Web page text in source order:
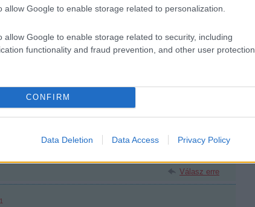
allow Google to enable storage related to personalization.
allow Google to enable storage related to security, including
functionality and fraud prevention, and other user protection.
CONFIRM
Data Deletion Data Access Privacy Policy
meccs...
az az ő helyzetében teljesen érthető...
jobb volt. Sajnos mostanában ő sincs épp tökéletes
ellenfelek
sem gyenge.
Válasz erre